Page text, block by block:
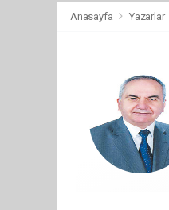
Anasayfa Yazarlar